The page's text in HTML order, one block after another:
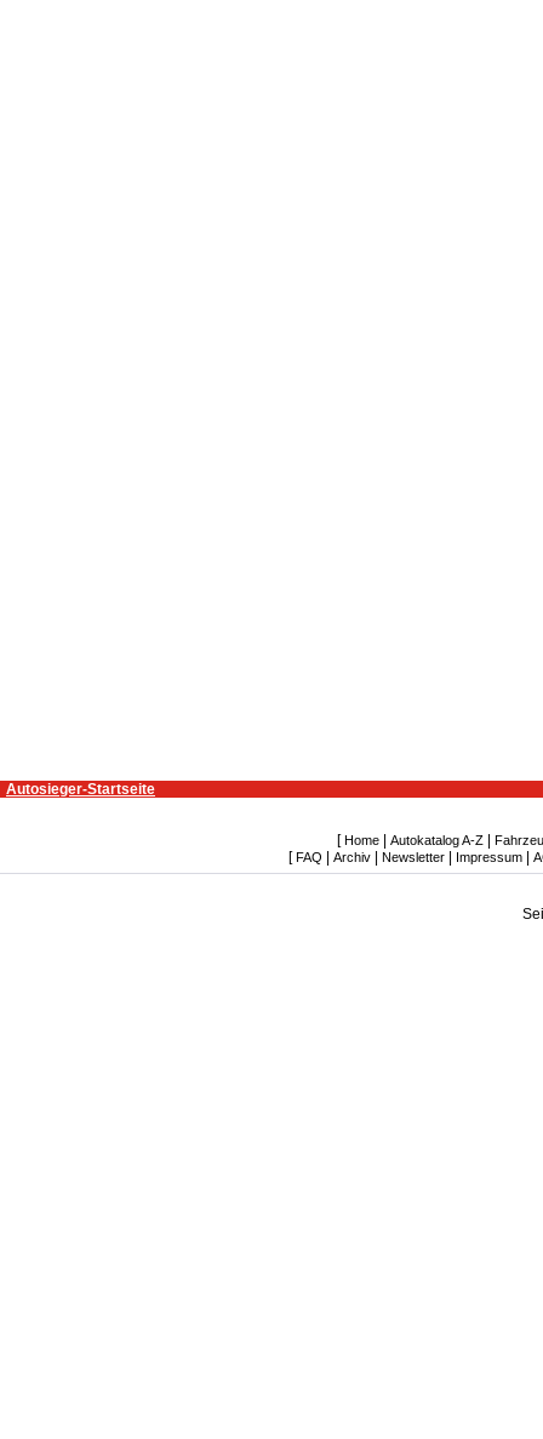
Autosieger-Startseite
[ Home Autokatalog A-Z
[ FAQ Archiv| Newsletter| Impressum|